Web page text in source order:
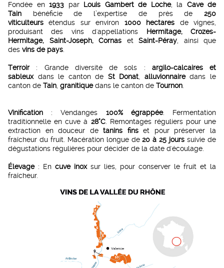
Fondée en 1933 par Louis Gambert de Loche, la Cave de
Tain bénéficie de l’expertise de près de 250
viticulteurs étendus sur environ 1000 hectares de vignes,
produisant des vins d'appellations Hermitage, Crozes-
Hermitage, Saint-Joseph, Cornas et Saint-Péray , ainsi que
des vins de pays
Terroir: Grande diversité de sols : argilo-calcaires et
sableuxdans le canton de St Donat alluvionnairedans le
canton de Tain granitiquedans le canton de Tournon
Vinification : Vendanges 100% égrappée. Fermentation
traditionnelle en cuve à 28°C. Remontages réguliers pour une
extraction en douceur detanins finset pour préserver la
fraîcheur du fruit. Macération longue de20 à 25 jours suivie de
dégustations régulières pour décider de la date d'écoulage.
Élevage: En cuve inoxsur lies, pour conserver le fruit et la
fraîcheur.